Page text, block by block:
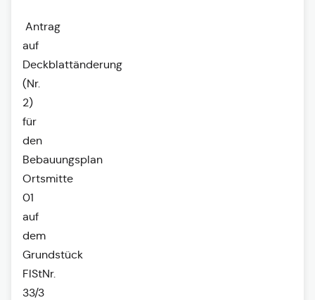
Antrag
auf
Deckblattänderung
(Nr.
2)
für
den
Bebauungsplan
Ortsmitte
01
auf
dem
Grundstück
FlStNr.
33/3